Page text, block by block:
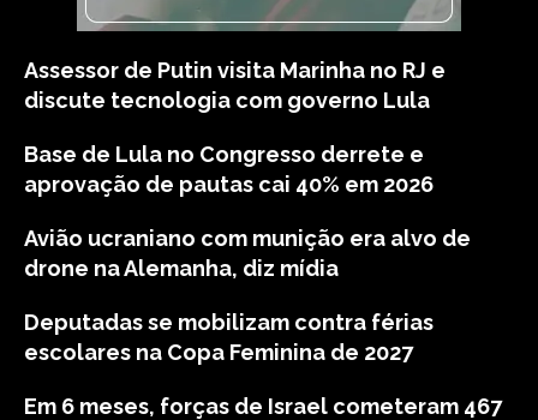
Assessor de Putin visita Marinha no RJ e
discute tecnologia com governo Lula
Base de Lula no Congresso derrete e
aprovação de pautas cai 40% em 2026
Avião ucraniano com munição era alvo de
drone na Alemanha, diz mídia
Deputadas se mobilizam contra férias
escolares na Copa Feminina de 2027
Em 6 meses, forças de Israel cometeram 467